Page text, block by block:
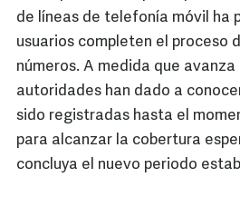
de líneas de telefonía móvil ha
usuarios completen el proceso
números. A medida que
autoridades han dado a
sido registradas hasta el
para alcanzar la cobertura
concluya el nuevo periodo